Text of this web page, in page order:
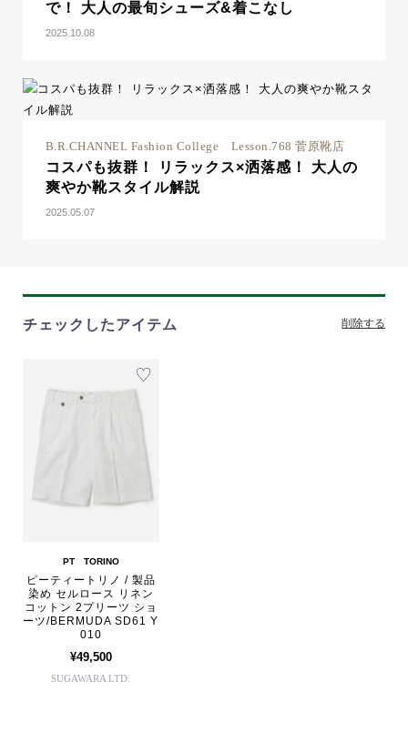
で！ 大人の最旬シューズ&着こなし
2025.10.08
B.R.CHANNEL Fashion College Lesson.768 菅原靴店
コスパも抜群！ リラックス×洒落感！ 大人の
爽やか靴スタイル解説
2025.05.07
チェックしたアイテム 削除する
PT TORINO
ピーティートリノ / 製品
染め セルロース リネン
コットン 2プリーツ ショ
ーツ/BERMUDA SD61 Y
010
¥49,500
SUGAWARA LTD.